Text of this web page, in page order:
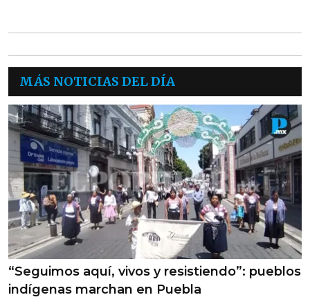
MÁS NOTICIAS DEL DÍA
“Seguimos aquí, vivos y resistiendo”: pueblos
indígenas marchan en Puebla